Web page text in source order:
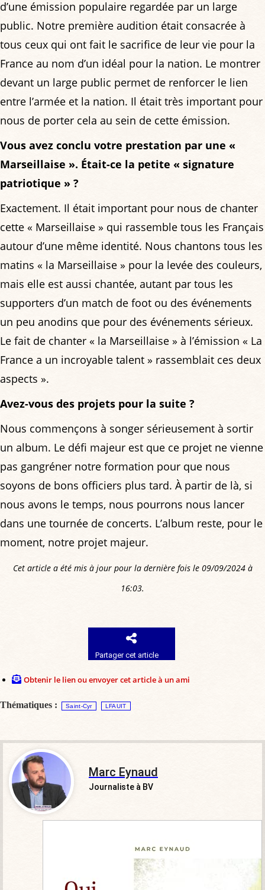
d’une émission populaire regardée par un large
public. Notre première audition était consacrée à
tous ceux qui ont fait le sacrifice de leur vie pour la
France au nom d’un idéal pour la nation. Le montrer
devant un large public permet de renforcer le lien
entre l’armée et la nation. Il était très important pour
nous de porter cela au sein de cette émission.
Vous avez conclu votre prestation par une «
Marseillaise ». Était-ce la petite « signature
patriotique » ?
Exactement. Il était important pour nous de chanter
cette « Marseillaise » qui rassemble tous les Français
autour d’une même identité. Nous chantons tous les
matins « la Marseillaise » pour la levée des couleurs,
mais elle est aussi chantée, autant par tous les
supporters d’un match de foot ou des événements
un peu anodins que pour des événements sérieux.
Le fait de chanter « la Marseillaise » à l’émission « La
France a un incroyable talent » rassemblait ces deux
aspects ».
Avez-vous des projets pour la suite ?
Nous commençons à songer sérieusement à sortir
un album. Le défi majeur est que ce projet ne vienne
pas gangréner notre formation pour que nous
soyons de bons officiers plus tard. À partir de là, si
nous avons le temps, nous pourrons nous lancer
dans une tournée de concerts. L’album reste, pour le
moment, notre projet majeur.
Cet article a été mis à jour pour la dernière fois le 09/09/2024 à
16:03.
Partager cet article
Obtenir le lien ou envoyer cet article à un ami
Thématiques : Saint-Cyr LFAUIT
Marc Eynaud
Journaliste à BV